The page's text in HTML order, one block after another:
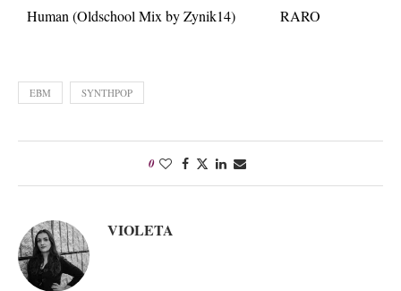
Human (Oldschool Mix by Zynik14) RARO
EBM SYNTHPOP
0
VIOLETA